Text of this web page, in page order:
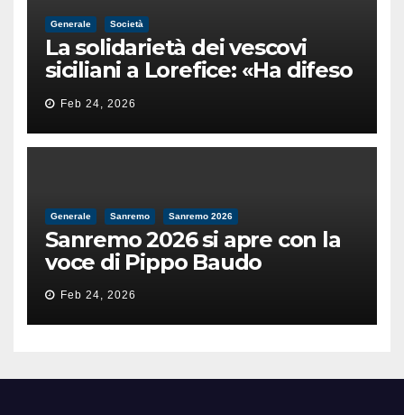
Generale Società
La solidarietà dei vescovi
siciliani a Lorefice: «Ha difeso
il valore e la dignità
dell’umanità»
Feb 24, 2026
Generale Sanremo Sanremo 2026
Sanremo 2026 si apre con la
voce di Pippo Baudo
Feb 24, 2026